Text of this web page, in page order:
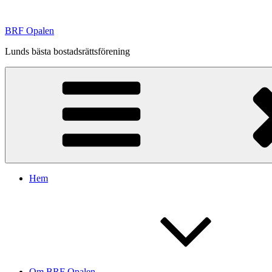
innehåll
BRF Opalen
Lunds bästa bostadsrättsförening
Hem